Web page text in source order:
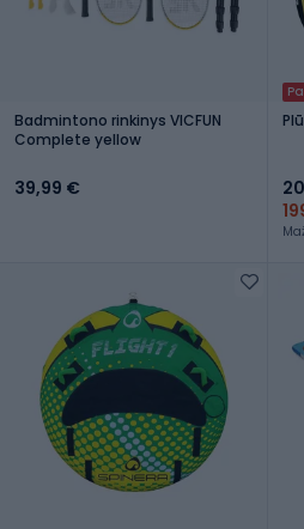
Badmintono rinkinys VICFUN
Complete yellow
39,99 €